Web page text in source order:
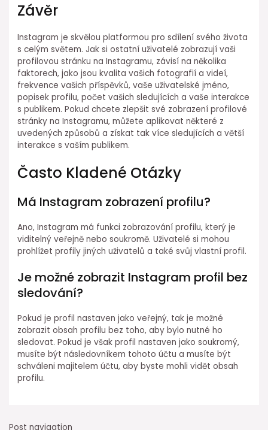
Závěr
Instagram je skvělou platformou pro sdílení svého života
s celým světem. Jak si ostatní uživatelé zobrazují vaši
profilovou stránku na Instagramu, závisí na několika
faktorech, jako jsou kvalita vašich fotografií a videí,
frekvence vašich příspěvků, vaše uživatelské jméno,
popisek profilu, počet vašich sledujících a vaše interakce
s publikem. Pokud chcete zlepšit své zobrazení profilové
stránky na Instagramu, můžete aplikovat některé z
uvedených způsobů a získat tak více sledujících a větší
interakce s vaším publikem.
Často Kladené Otázky
Má Instagram zobrazení profilu?
Ano, Instagram má funkci zobrazování profilu, který je
viditelný veřejně nebo soukromě. Uživatelé si mohou
prohlížet profily jiných uživatelů a také svůj vlastní profil.
Je možné zobrazit Instagram profil bez
sledování?
Pokud je profil nastaven jako veřejný, tak je možné
zobrazit obsah profilu bez toho, aby bylo nutné ho
sledovat. Pokud je však profil nastaven jako soukromý,
musíte být následovníkem tohoto účtu a musíte být
schváleni majitelem účtu, aby byste mohli vidět obsah
profilu.
Post navigation